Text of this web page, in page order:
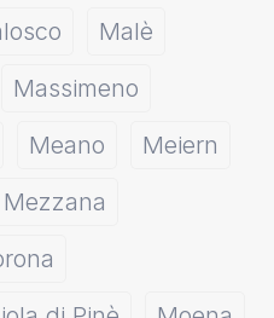
Malè
Massimeno
Meano
Meiern
Mezzana